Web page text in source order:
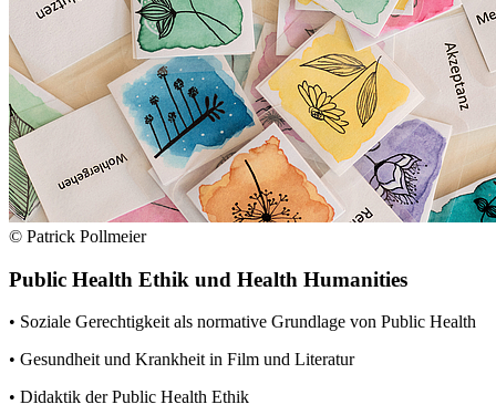
© Patrick Pollmeier
Public Health Ethik und Health Humanities
• Soziale Gerechtigkeit als normative Grundlage von Public Health
• Gesundheit und Krankheit in Film und Literatur
• Didaktik der Public Health Ethik